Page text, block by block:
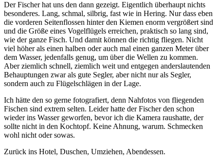
Der Fischer hat uns den dann gezeigt. Eigentlich überhaupt nichts
besonderes. Lang, schmal, silbrig, fast wie in Hering. Nur dass eben
die vorderen Seitenflossen hinter den Kiemen enorm vergrößert sind
und die Größe eines Vogelflügels erreichen, praktisch so lang sind,
wie der ganze Fisch. Und damit können die richtig fliegen. Nicht
viel höher als einen halben oder auch mal einen ganzen Meter über
dem Wasser, jedenfalls genug, um über die Wellen zu kommen.
Aber ziemlich schnell, ziemlich weit und entgegen anderslautenden
Behauptungen zwar als gute Segler, aber nicht nur als Segler,
sondern auch zu Flügelschlägen in der Lage.
Ich hätte den so gerne fotografiert, denn Nahfotos von fliegenden
Fischen sind extrem selten. Leider hatte der Fischer den schon
wieder ins Wasser geworfen, bevor ich die Kamera raushatte, der
sollte nicht in den Kochtopf. Keine Ahnung, warum. Schmecken
wohl nicht oder sowas.
Zurück ins Hotel, Duschen, Umziehen, Abendessen.